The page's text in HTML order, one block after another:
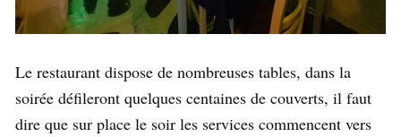
Le restaurant dispose de nombreuses tables, dans la
soirée défileront quelques centaines de couverts, il faut
dire que sur place le soir les services commencent vers